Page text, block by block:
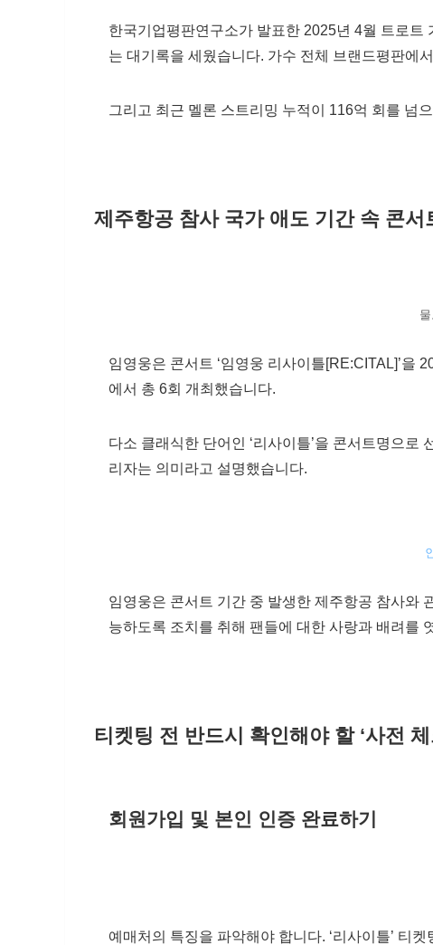
한국기업평판연구소가 발표한 2025년 4월 트로
는 대기록을 세웠습니다. 가수 전체 브랜드평판에
그리고 최근 멜론 스트리밍 누적이 116억 회를 넘
제주항공 참사 국가 애도 기간 속 콘서
임영웅은 콘서트 ‘임영웅 리사이틀[RE:CITAL]’을
에서 총 6회 개최했습니다.
다소 클래식한 단어인 ‘리사이틀’을 콘서트명으
리자는 의미라고 설명했습니다.
임영웅은 콘서트 기간 중 발생한 제주항공 참사와
능하도록 조치를 취해 팬들에 대한 사랑과 배려를
티켓팅 전 반드시 확인해야 할 ‘사전 체
회원가입 및 본인 인증 완료하기
예매처의 특징을 파악해야 합니다. ‘리사이틀’ 티